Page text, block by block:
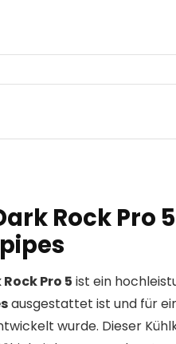
Rock Pro
Pro 5 ist ein
ausgestattet ist und für
wurde. Dieser